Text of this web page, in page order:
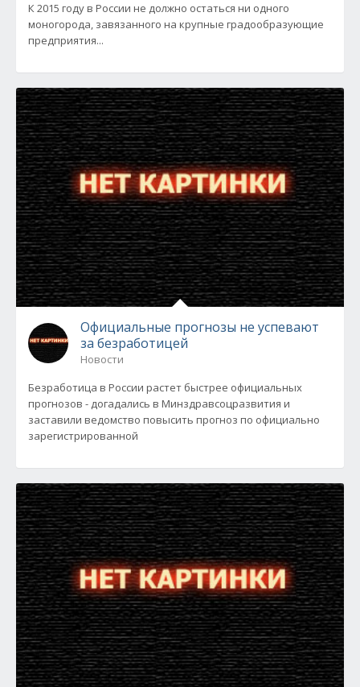
К 2015 году в России не должно остаться ни одного
моногорода, завязанного на крупные градообразующие
предприятия...
Официальные прогнозы не успевают
за безработицей
Новости
Безработица в России растет быстрее официальных
прогнозов - догадались в Минздравсоцразвития и
заставили ведомство повысить прогноз по официально
зарегистрированной